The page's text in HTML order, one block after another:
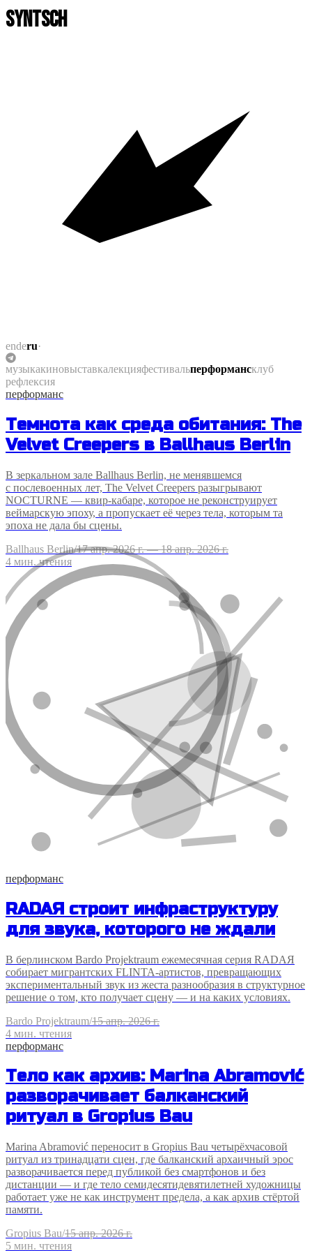
SYNTSCH
enderu·
музыкакиновыставкалекцияфестивальперформансклуб
рефлексия
перформанс
Темнота как среда обитания: The
Velvet Creepers в Ballhaus Berlin
В зеркальном зале Ballhaus Berlin, не менявшемся
с послевоенных лет, The Velvet Creepers разыгрывают
NOCTURNE — квир-кабаре, которое не реконструирует
веймарскую эпоху, а пропускает её через тела, которым та
эпоха не дала бы сцены.
Ballhaus Berlin/17 апр. 2026 г. — 18 апр. 2026 г.
4 мин. чтения
перформанс
RADAЯ строит инфраструктуру
для звука, которого не ждали
В берлинском Bardo Projektraum ежемесячная серия RADAЯ
собирает мигрантских FLINTA-артистов, превращающих
экспериментальный звук из жеста разнообразия в структурное
решение о том, кто получает сцену — и на каких условиях.
Bardo Projektraum/15 апр. 2026 г.
4 мин. чтения
перформанс
Тело как архив: Marina Abramović
разворачивает балканский
ритуал в Gropius Bau
Marina Abramović переносит в Gropius Bau четырёхчасовой
ритуал из тринадцати сцен, где балканский архаичный эрос
разворачивается перед публикой без смартфонов и без
дистанции — и где тело семидесятидевятилетней художницы
работает уже не как инструмент предела, а как архив стёртой
памяти.
Gropius Bau/15 апр. 2026 г.
5 мин. чтения